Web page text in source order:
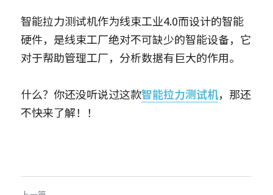
智能拉力测试机作为线束工业4.0而设计的智能
硬件，是线束工厂绝对不可缺少的智能设备，它
对于帮助管理工厂，分析数据有巨大的作用。
什么？你还没听说过这款智能拉力测试机，那还
不快来了解！！